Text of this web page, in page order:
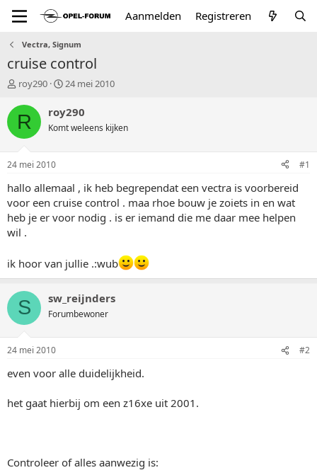
Aanmelden Registreren
Vectra, Signum
cruise control
T
p
a
r
e
r
roy290
S
a
t
u
m
24 mei 2010
R roy290
Komt weleens kijken
24 mei 2010 #1
hallo allemaal , ik heb begrependat een vectra is voorbereid
voor een cruise control . maa rhoe bouw je zoiets in en wat
heb je er voor nodig . is er iemand die me daar mee helpen
wil .
ik hoor van jullie .:wub
S sw_reijnders
Forumbewoner
24 mei 2010 #2
even voor alle duidelijkheid.
het gaat hierbij om een z16xe uit 2001.
Controleer of alles aanwezig is: